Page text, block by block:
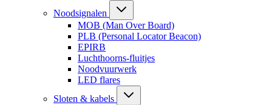
Noodsignalen
MOB (Man Over Board)
PLB (Personal Locator Beacon)
EPIRB
Luchthoorns-fluitjes
Noodvuurwerk
LED flares
Sloten & kabels